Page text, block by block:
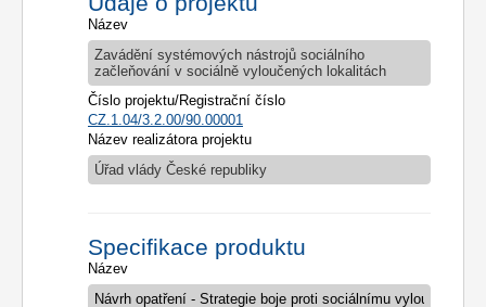
Název
Zavádění systémových nástrojů sociálního
začleňování v sociálně vyloučených lokalitách
Číslo projektu/Registrační číslo
CZ.1.04/3.2.00/90.00001
Název realizátora projektu
Úřad vlády České republiky
Specifikace produktu
Název